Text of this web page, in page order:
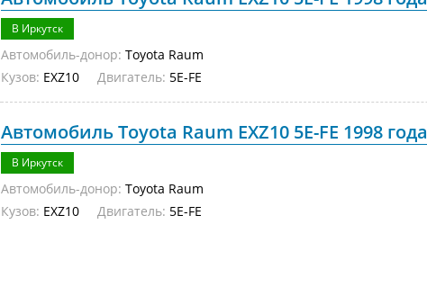
В Иркутск
Автомобиль-донор: Toyota Raum
Кузов: EXZ10 Двигатель: 5E-FE
Автомобиль Toyota Raum EXZ10 5E-FE 1998 года
В Иркутск
Автомобиль-донор: Toyota Raum
Кузов: EXZ10 Двигатель: 5E-FE